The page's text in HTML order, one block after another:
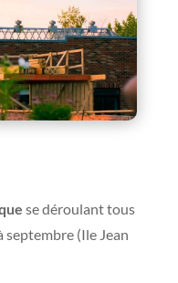
se déroulant tous
septembre (Ile Jean